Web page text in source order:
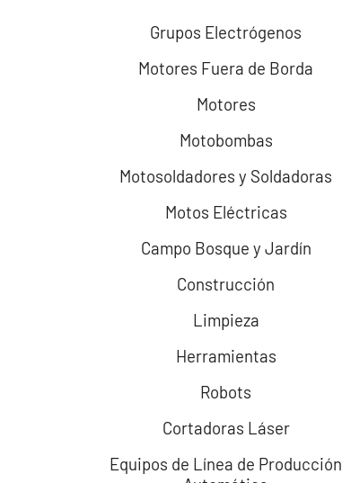
Grupos Electrógenos
Motores Fuera de Borda
Motores
Motobombas
Motosoldadores y Soldadoras
Motos Eléctricas
Campo Bosque y Jardín
Construcción
Limpieza
Herramientas
Robots
Cortadoras Láser
Equipos de Línea de Producción